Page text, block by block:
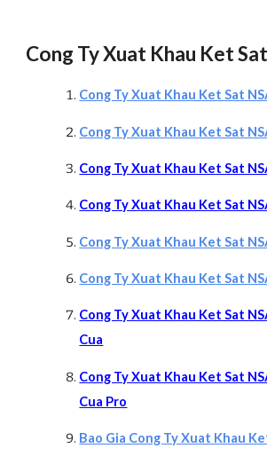
Cong Ty Xuat Khau Ket
Cong Ty Xuat Khau Ket Sat
Cong Ty Xuat Khau Ket Sat
Cong Ty Xuat Khau Ket Sat
Cong Ty Xuat Khau Ket Sat
Cong Ty Xuat Khau Ket Sat
Cong Ty Xuat Khau Ket Sat
Cong Ty Xuat Khau Ket Sat
Cua
Cong Ty Xuat Khau Ket Sat
Cua Pro
Bao Gia Cong Ty Xuat Khau